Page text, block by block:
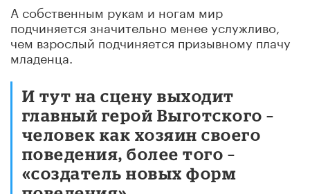
А собственным рукам и ногам мир
подчиняется значительно менее услужливо,
чем взрослый подчиняется призывному плачу
младенца.
И тут на сцену выходит
главный герой Выготского –
человек как хозяин своего
поведения, более того –
«создатель новых форм